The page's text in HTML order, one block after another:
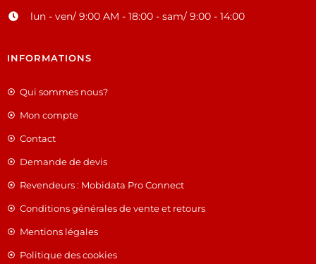
lun - ven/ 9:00 AM - 18:00 - sam/ 9:00 - 14:00
INFORMATIONS
Qui sommes nous?
Mon compte
Contact
Demande de devis
Revendeurs : Mobidata Pro Connect
Conditions générales de vente et retours
Mentions légales
Politique des cookies